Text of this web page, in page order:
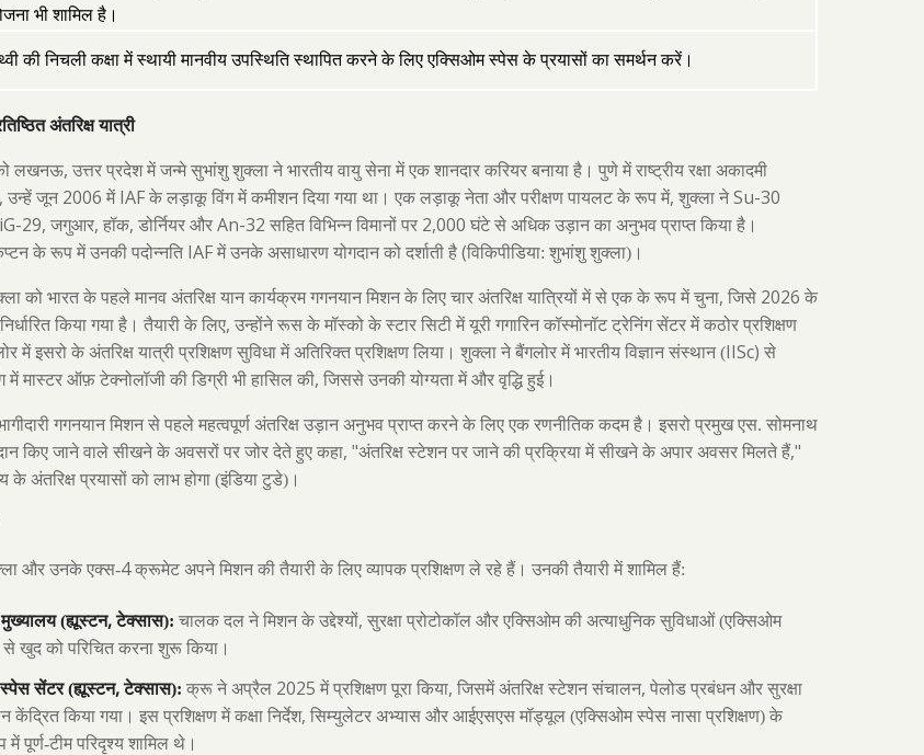
भी शामिल है।
की निचली कक्षा में स्थायी मानवीय उपस्थिति स्थापित करने के लिए एक्सिओम स्पेस के प्रयासों का समर्थन करें।
अंतरिक्ष यात्री
लखनऊ, उत्तर प्रदेश में जन्मे सुभांशु शुक्ला ने भारतीय वायु सेना में एक शानदार करियर बनाया है। पुणे में राष्ट्रीय रक्षा अकादमी
उन्हें जून 2006 में IAF के लड़ाकू विंग में कमीशन दिया गया था। एक लड़ाकू नेता और परीक्षण पायलट के रूप में, शुक्ला नेSu-30
29, जगुआर, हॉक, डोर्नियर और An-32 सहित विभिन्न विमानों पर 2,000 घंटे से अधिक उड़ान का अनुभव प्राप्त किया है।
के रूप में उनकी पदोन्नति IAF में उनके असाधारण योगदान को दर्शाती है(विकिपीडिया: शुभांशु शुक्ला)।
को भारत के पहले मानव अंतरिक्ष यान कार्यक्रम गगनयान मिशन के लिए चार अंतरिक्ष यात्रियों में से एक के रूप में चुना, जिसे 2026 के
किया गया है। तैयारी के लिए, उन्होंने रूस के मॉस्को के स्टार सिटी में यूरी गगारिन कॉस्मोनॉट ट्रेनिंग सेंटर में कठोर प्रशिक्षण
में इसरो के अंतरिक्ष यात्री प्रशिक्षण सुविधा में अतिरिक्त प्रशिक्षण लिया। शुक्ला ने बैंगलोर में भारतीय विज्ञान संस्थान (IISc) से
में मास्टर ऑफ़ टेक्नोलॉजी की डिग्री भी हासिल की, जिससे उनकी योग्यता में और वृद्धि हुई।
गगनयान मिशन से पहले महत्वपूर्ण अंतरिक्ष उड़ान अनुभव प्राप्त करने के लिए एक रणनीतिक कदम है। इसरो प्रमुख एस. सोमनाथ
किए जाने वाले सीखने के अवसरों पर जोर देते हुए कहा, "अंतरिक्ष स्टेशन पर जाने की प्रक्रिया में सीखने के अपार अवसर मिलते हैं,"
के अंतरिक्ष प्रयासों को लाभ होगा (इंडिया टुडे)।
और उनके एक्स-4क्रूमेट अपने मिशन की तैयारी के लिए व्यापक प्रशिक्षण ले रहे हैं। उनकी तैयारी में शामिल हैं:
(ह्यूस्टन,टेक्सास): चालक दल ने मिशन के उद्देश्यों, सुरक्षा प्रोटोकॉल और एक्सिओम की अत्याधुनिक सुविधाओं (एक्सिओम
से खुद को परिचित करना शुरू किया।
सेंटर (ह्यूस्टन,टेक्सास): क्रू ने अप्रैल 2025 में प्रशिक्षण पूरा किया, जिसमें अंतरिक्ष स्टेशन संचालन, पेलोड प्रबंधन और सुरक्षा
केंद्रित किया गया। इस प्रशिक्षण में कक्षा निर्देश, सिम्युलेटर अभ्यास और आईएसएस मॉड्यूल (एक्सिओम स्पेस नासा प्रशिक्षण) के
में पूर्ण-टीम परिदृश्य शामिल थे।